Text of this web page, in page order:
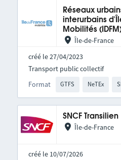
Réseaux
interurbains
Mobilités
Île-de-France
créé le 27/04/2023
Format GTFS NeTEx
Transport public collectif
SNCF Transilien
Île-de-France
créé le 10/07/2026